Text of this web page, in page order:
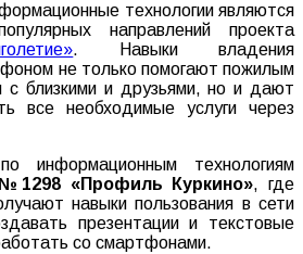
технологии являются
направлений проекта
. Навыки владения
не только помогают пожилым
близкими и друзьями, но и дают
все необходимые услуги через
информационным технологиям
«Профиль Куркино», где
навыки пользования в сети
презентации и текстовые
со смартфонами.